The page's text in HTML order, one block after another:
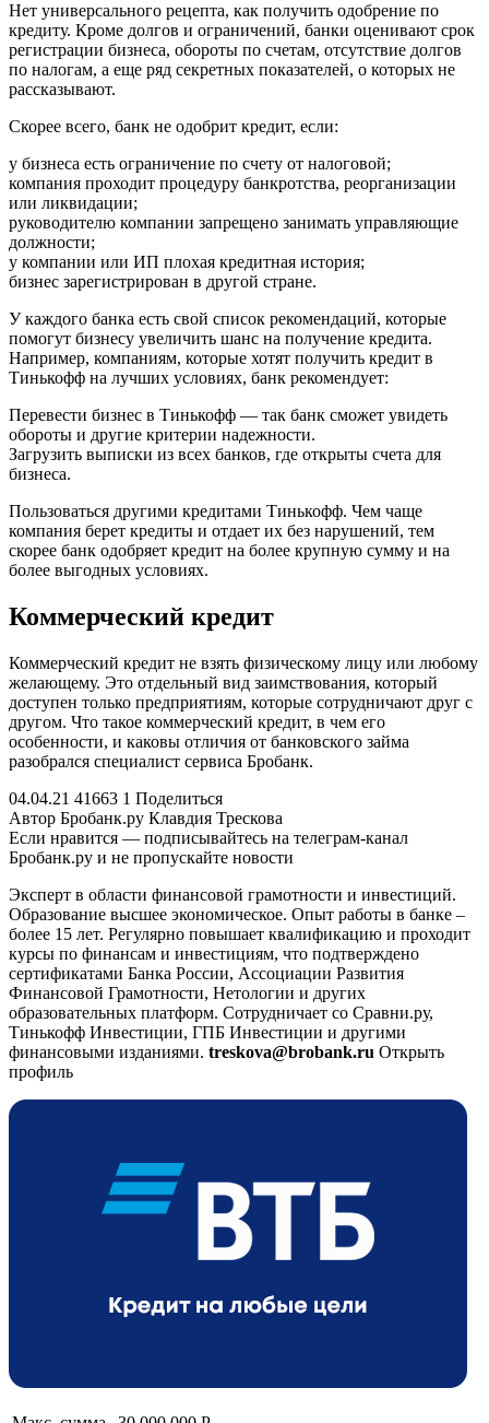
Нет универсального рецепта, как получить одобрение по
кредиту. Кроме долгов и ограничений, банки оценивают срок
регистрации бизнеса, обороты по счетам, отсутствие долгов
по налогам, а еще ряд секретных показателей, о которых не
рассказывают.
Скорее всего, банк не одобрит кредит, если:
у бизнеса есть ограничение по счету от налоговой;
компания проходит процедуру банкротства, реорганизации
или ликвидации;
руководителю компании запрещено занимать управляющие
должности;
у компании или ИП плохая кредитная история;
бизнес зарегистрирован в другой стране.
У каждого банка есть свой список рекомендаций, которые
помогут бизнесу увеличить шанс на получение кредита.
Например, компаниям, которые хотят получить кредит в
Тинькофф на лучших условиях, банк рекомендует:
Перевести бизнес в Тинькофф — так банк сможет увидеть
обороты и другие критерии надежности.
Загрузить выписки из всех банков, где открыты счета для
бизнеса.
Пользоваться другими кредитами Тинькофф. Чем чаще
компания берет кредиты и отдает их без нарушений, тем
скорее банк одобряет кредит на более крупную сумму и на
более выгодных условиях.
Коммерческий кредит
Коммерческий кредит не взять физическому лицу или любому
желающему. Это отдельный вид заимствования, который
доступен только предприятиям, которые сотрудничают друг с
другом. Что такое коммерческий кредит, в чем его
особенности, и каковы отличия от банковского займа
разобрался специалист сервиса Бробанк.
04.04.21 41663 1 Поделиться
Автор Бробанк.ру Клавдия Трескова
Если нравится — подписывайтесь на телеграм-канал
Бробанк.ру и не пропускайте новости
Эксперт в области финансовой грамотности и инвестиций.
Образование высшее экономическое. Опыт работы в банке –
более 15 лет. Регулярно повышает квалификацию и проходит
курсы по финансам и инвестициям, что подтверждено
сертификатами Банка России, Ассоциации Развития
Финансовой Грамотности, Нетологии и других
образовательных платформ. Сотрудничает со Сравни.ру,
Тинькофф Инвестиции, ГПБ Инвестиции и другими
финансовыми изданиями. treskova@brobank.ru Открыть
профиль